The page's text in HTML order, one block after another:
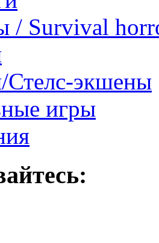
/ Survival
экшены
игры